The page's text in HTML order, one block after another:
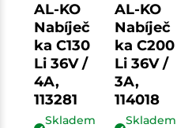
AL-KO
Nabíječ
ka C130
Li 36V /
4A,
113281
Skladem
AL-KO
Nabíječ
ka C200
Li 36V /
3A,
114018
Skladem